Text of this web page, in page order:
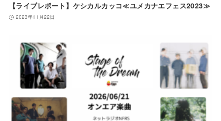
【ライブレポート】ケシカルカッコ≪ユメカナエフェス2023≫
2023年11月22日